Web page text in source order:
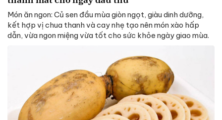
Món ăn ngon: Củ sen đầu mùa giòn ngọt, giàu dinh dưỡng,
kết hợp vị chua thanh và cay nhẹ tạo nên món xào hấp
dẫn, vừa ngon miệng vừa tốt cho sức khỏe ngày giao mùa.